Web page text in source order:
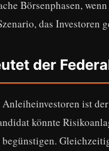
Börsenphasen,
das Investoren
der
ist
könnte